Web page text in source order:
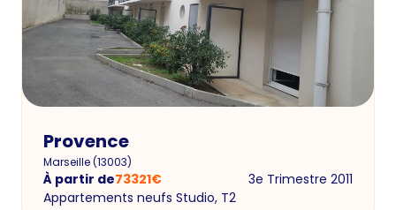
Provence
Marseille(13003)
À partir de73321€
3e Trimestre 2011
Appartements neufs Studio, T2